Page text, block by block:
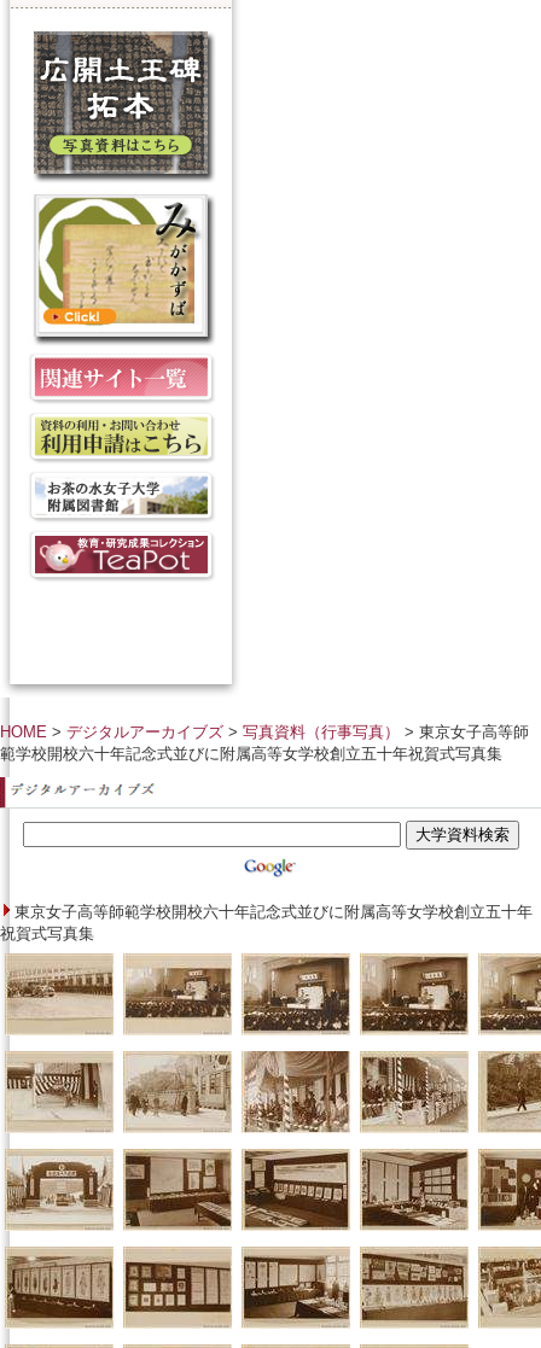
HOME > デジタルアーカイブズ > 写真資料（行事写真）
> 東京女子高等師
範学校開校六十年記念式並びに附属高等女学校創立五十年祝賀式写真集
東京女子高等師範学校開校六十年記念式並びに附属高等女学校創立五十年
祝賀式写真集